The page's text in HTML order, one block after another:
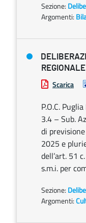
Sezione:
Argomenti:
Scarica
P.O.C.
3.4 – Sub.
di
2025 e
dell’art. 51
s.m.i. per
Sezione:
Argomenti: